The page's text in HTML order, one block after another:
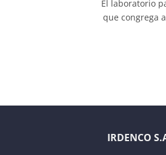
El laboratorio
que congrega
IRDENCO